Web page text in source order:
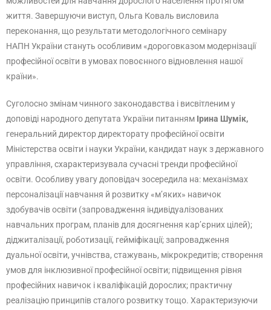
життя. Завершуючи виступ, Ольга Коваль висловила
переконання, що результати методологічного семінару
НАПН України стануть особливим «дороговказом модернізації
професійної освіти в умовах повоєнного відновлення нашої
країни».
Суголосно змінам чинного законодавства і висвітленим у
доповіді народного депутата України питанням Ірина Шумік,
генеральний директор директорату професійної освіти
Міністерства освіти і науки України, кандидат наук з державного
управління, схарактеризувала сучасні тренди професійної
освіти. Особливу увагу доповідач зосередила на: механізмах
персоналізації навчання й розвитку «м’яких» навичок
здобувачів освіти (запровадження індивідуалізованих
навчальних програм, планів для досягнення кар’єрних цілей);
діджиталізації, роботизації, гейміфікації; запровадження
дуальної освіти, учнівства, стажувань, мікрокредитів; створення
умов для інклюзивної професійної освіти; підвищення рівня
професійних навичок і кваліфікацій дорослих; практичну
реалізацію принципів сталого розвитку тощо. Характеризуючи